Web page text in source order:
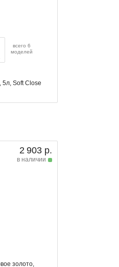
всего 6
моделей
5л, Soft Close
2 903 р.
в наличии
золото,